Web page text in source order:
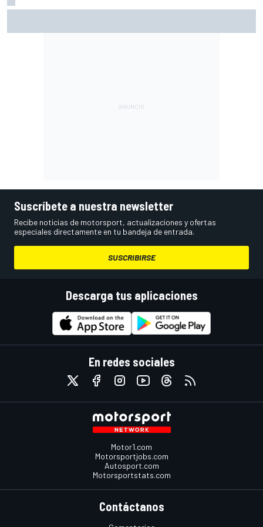
Suscríbete a nuestra newsletter
Recibe noticias de motorsport, actualizaciones y ofertas
especiales directamente en tu bandeja de entrada.
SUSCRIBIRSE
Descarga tus aplicaciones
En redes sociales
Motor1.com
Motorsportjobs.com
Autosport.com
Motorsportstats.com
Contáctanos